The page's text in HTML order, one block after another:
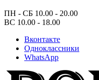
ПН - СБ 10.00 - 20.00
ВС 10.00 - 18.00
Вконтакте
Одноклассники
WhatsApp